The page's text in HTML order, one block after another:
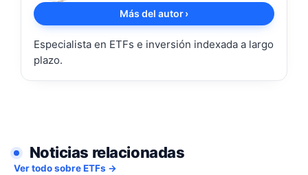
Más del autor›
Especialista en ETFs e inversión indexada a largo
plazo.
Noticias relacionadas
Ver todo sobre ETFs →